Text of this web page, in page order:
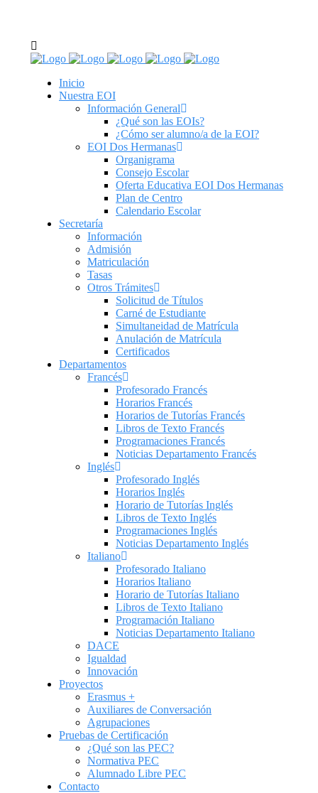
tel: 955 62 43 03
Inicio
Nuestra EOI
Información General
¿Qué son las EOIs?
¿Cómo ser alumno/a de la EOI?
EOI Dos Hermanas
Organigrama
Consejo Escolar
Oferta Educativa EOI Dos Hermanas
Plan de Centro
Calendario Escolar
Secretaría
Información
Admisión
Matriculación
Tasas
Otros Trámites
Solicitud de Títulos
Carné de Estudiante
Simultaneidad de Matrícula
Anulación de Matrícula
Certificados
Departamentos
Francés
Profesorado Francés
Horarios Francés
Horarios de Tutorías Francés
Libros de Texto Francés
Programaciones Francés
Noticias Departamento Francés
Inglés
Profesorado Inglés
Horarios Inglés
Horario de Tutorías Inglés
Libros de Texto Inglés
Programaciones Inglés
Noticias Departamento Inglés
Italiano
Profesorado Italiano
Horarios Italiano
Horario de Tutorías Italiano
Libros de Texto Italiano
Programación Italiano
Noticias Departamento Italiano
DACE
Igualdad
Innovación
Proyectos
Erasmus +
Auxiliares de Conversación
Agrupaciones
Pruebas de Certificación
¿Qué son las PEC?
Normativa PEC
Alumnado Libre PEC
Contacto